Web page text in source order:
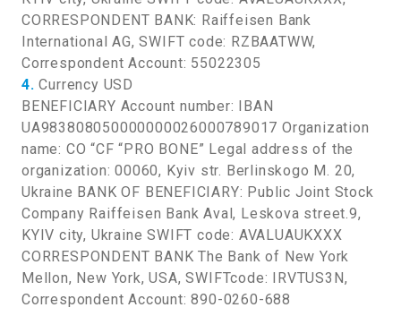
CORRESPONDENT BANK: Raiffeisen Bank
International AG, SWIFT code: RZBAATWW,
Correspondent Account: 55022305
4.Currency USD
BENEFICIARY Account number: IBAN
UA983808050000000026000789017 Organization
name: CO “CF “PRO BONE” Legal address of the
organization: 00060, Kyiv str. Berlinskogo M. 20,
Ukraine BANK OF BENEFICIARY: Public Joint Stock
Company Raiffeisen Bank Aval, Leskova street.9,
KYIV city, Ukraine SWIFT code: AVALUAUKXXX
CORRESPONDENT BANK The Bank of New York
Mellon, New York, USA, SWIFTcode: IRVTUS3N,
Correspondent Account: 890-0260-688